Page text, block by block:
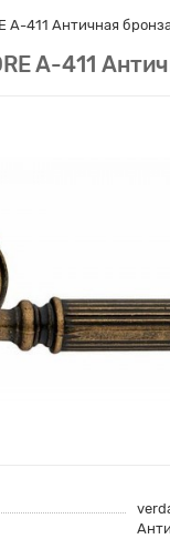
A-411 Античная
A-411